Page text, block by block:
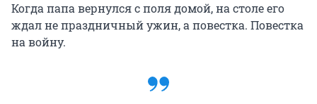
Когда папа вернулся с поля домой, на столе его
ждал не праздничный ужин, а повестка. Повестка
на войну.